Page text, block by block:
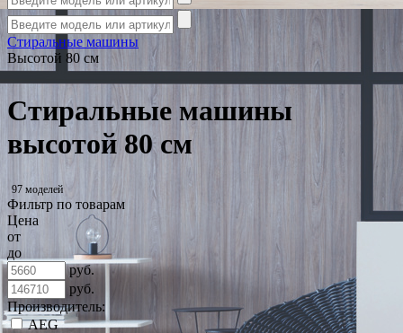
Стиральные машины
Высотой 80 см
Стиральные машины
высотой 80 см
97 моделей
Фильтр по товарам
Цена
от
до
руб.
руб.
Производитель:
AEG